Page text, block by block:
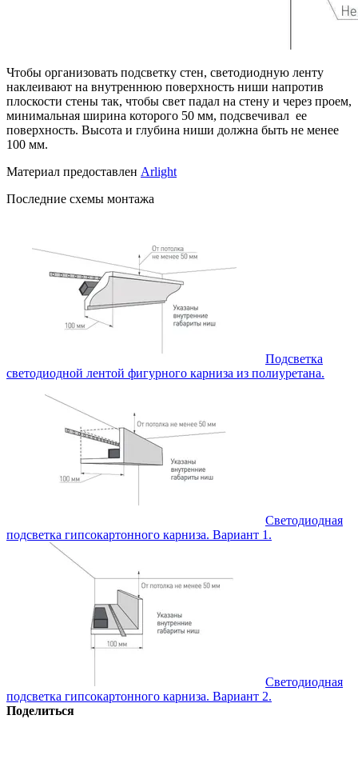
Чтобы организовать подсветку стен, светодиодную ленту
наклеивают на внутреннюю поверхность ниши напротив
плоскости стены так, чтобы свет падал на стену и через проем,
минимальная ширина которого 50 мм, подсвечивал ее
поверхность. Высота и глубина ниши должна быть не менее
100 мм.
Материал предоставлен Arlight
Последние схемы монтажа
Подсветка
светодиодной лентой фигурного карниза из полиуретана.
Светодиодная
подсветка гипсокартонного карниза. Вариант 1.
Светодиодная
подсветка гипсокартонного карниза. Вариант 2.
Поделиться